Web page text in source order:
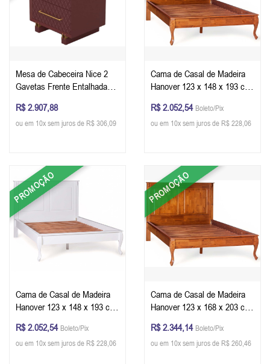
Mesa de Cabeceira Nice 2
Gavetas Frente Entalhada
cm (A x L x P) - Cor
Terracota Acetinado
R$ 2.907,88
ou em 10x sem juros de R$ 306,09
Cama de Casal de Madeira
Hanover 123 x 148 x 193 cm
R$ 2.052,54 Boleto/Pix
ou em 10x sem juros de R$ 228,06
PROMOÇÃO
Cama de Casal de Madeira
Hanover 123 x 148 x 193 cm
R$ 2.052,54 Boleto/Pix
ou em 10x sem juros de R$ 228,06
PROMOÇÃO
Cama de Casal de Madeira
Hanover 123 x 168 x 203 cm
R$ 2.344,14 Boleto/Pix
ou em 10x sem juros de R$ 260,46